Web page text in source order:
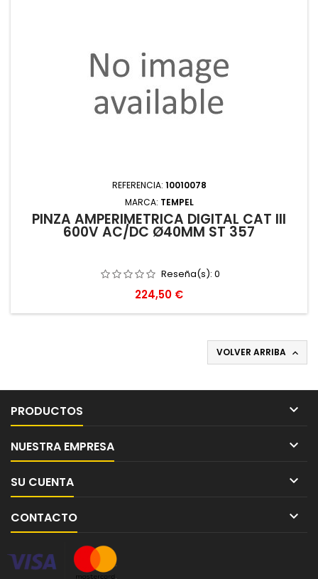
REFERENCIA: 10010078
MARCA: TEMPEL
PINZA AMPERIMÉTRICA DIGITAL CAT III
600V AC/DC Ø40MM ST 357
Reseña(s): 0
Precio
224,50 €
VOLVER ARRIBA 
PRODUCTOS 
NUESTRA EMPRESA 
SU CUENTA 
CONTACTO 